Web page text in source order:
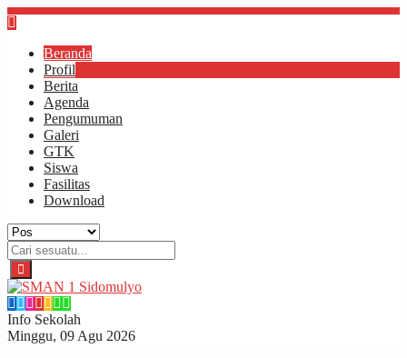
Beranda
Profil
Berita
Agenda
Pengumuman
Galeri
GTK
Siswa
Fasilitas
Download
Info Sekolah
Minggu, 09 Agu 2026